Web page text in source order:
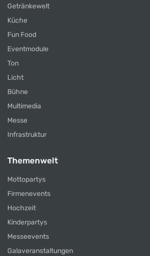
Getränkewelt
Küche
Fun Food
Eventmodule
Ton
Licht
Bühne
Multimedia
Messe
Infrastruktur
Themenwelt
Mottopartys
Firmenevents
Hochzeit
Kinderpartys
Messeevents
Galaveranstaltungen